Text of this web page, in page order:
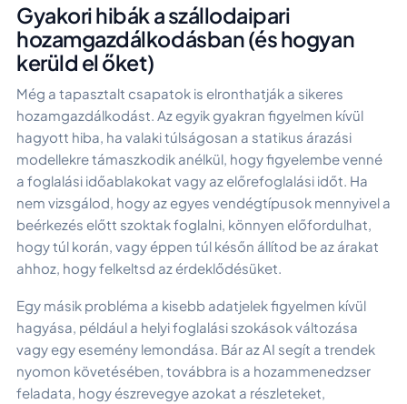
Gyakori hibák a szállodaipari
hozamgazdálkodásban (és hogyan
kerüld el őket)
Még a tapasztalt csapatok is elronthatják a sikeres
hozamgazdálkodást. Az egyik gyakran figyelmen kívül
hagyott hiba, ha valaki túlságosan a statikus árazási
modellekre támaszkodik anélkül, hogy figyelembe venné
a foglalási időablakokat vagy az előrefoglalási időt. Ha
nem vizsgálod, hogy az egyes vendégtípusok mennyivel a
beérkezés előtt szoktak foglalni, könnyen előfordulhat,
hogy túl korán, vagy éppen túl későn állítod be az árakat
ahhoz, hogy felkeltsd az érdeklődésüket.
Egy másik probléma a kisebb adatjelek figyelmen kívül
hagyása, például a helyi foglalási szokások változása
vagy egy esemény lemondása. Bár az AI segít a trendek
nyomon követésében, továbbra is a hozammenedzser
feladata, hogy észrevegye azokat a részleteket,